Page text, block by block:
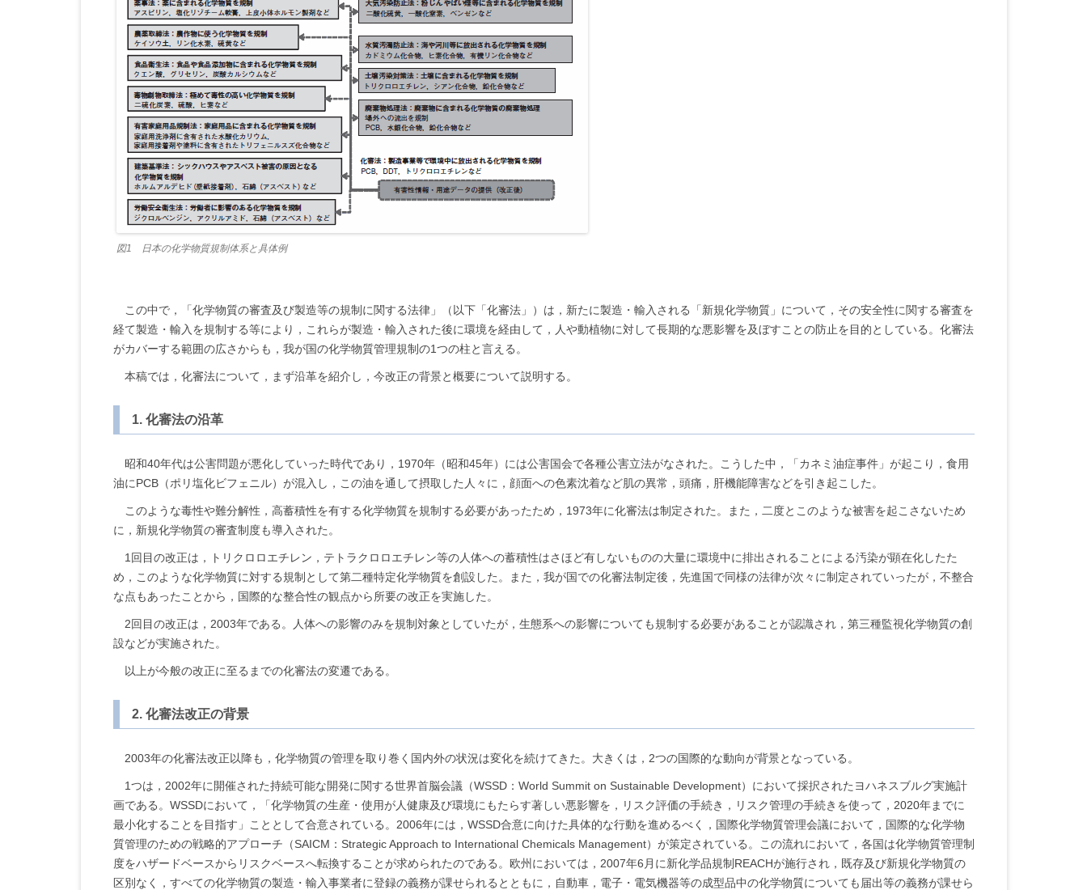
図1 日本の化学物質規制体系と具体例
この中で，「化学物質の審査及び製造等の規制に関する法律」（以下「化審法」）は，新たに製造・輸入される「新規化学物質」について，その安全性に関する審査を
経て製造・輸入を規制する等により，これらが製造・輸入された後に環境を経由して，人や動植物に対して長期的な悪影響を及ぼすことの防止を目的としている。化審法
がカバーする範囲の広さからも，我が国の化学物質管理規制の1つの柱と言える。
本稿では，化審法について，まず沿革を紹介し，今改正の背景と概要について説明する。
1. 化審法の沿革
昭和40年代は公害問題が悪化していった時代であり，1970年（昭和45年）には公害国会で各種公害立法がなされた。こうした中，「カネミ油症事件」が起こり，食用
油にPCB（ポリ塩化ビフェニル）が混入し，この油を通して摂取した人々に，顔面への色素沈着など肌の異常，頭痛，肝機能障害などを引き起こした。
このような毒性や難分解性，高蓄積性を有する化学物質を規制する必要があったため，1973年に化審法は制定された。また，二度とこのような被害を起こさないため
に，新規化学物質の審査制度も導入された。
1回目の改正は，トリクロロエチレン，テトラクロロエチレン等の人体への蓄積性はさほど有しないものの大量に環境中に排出されることによる汚染が顕在化したた
め，このような化学物質に対する規制として第二種特定化学物質を創設した。また，我が国での化審法制定後，先進国で同様の法律が次々に制定されていったが，不整合
な点もあったことから，国際的な整合性の観点から所要の改正を実施した。
2回目の改正は，2003年である。人体への影響のみを規制対象としていたが，生態系への影響についても規制する必要があることが認識され，第三種監視化学物質の創
設などが実施された。
以上が今般の改正に至るまでの化審法の変遷である。
2. 化審法改正の背景
2003年の化審法改正以降も，化学物質の管理を取り巻く国内外の状況は変化を続けてきた。大きくは，2つの国際的な動向が背景となっている。
1つは，2002年に開催された持続可能な開発に関する世界首脳会議（WSSD：World Summit on Sustainable Development）において採択されたヨハネスブルグ実施計
画である。WSSDにおいて，「化学物質の生産・使用が人健康及び環境にもたらす著しい悪影響を，リスク評価の手続き，リスク管理の手続きを使って，2020年までに
最小化することを目指す」こととして合意されている。2006年には，WSSD合意に向けた具体的な行動を進めるべく，国際化学物質管理会議において，国際的な化学物
質管理のための戦略的アプローチ（SAICM：Strategic Approach to International Chemicals Management）が策定されている。この流れにおいて，各国は化学物質管理制
度をハザードベースからリスクベースへ転換することが求められたのである。欧州においては，2007年6月に新化学品規制REACHが施行され，既存及び新規化学物質の
区別なく，すべての化学物質の製造・輸入事業者に登録の義務が課せられるとともに，自動車，電子・電気機器等の成型品中の化学物質についても届出等の義務が課せら